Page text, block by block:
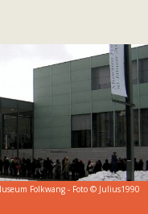
Folkwang - Foto © Julius1990